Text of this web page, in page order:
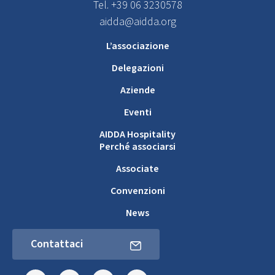
Tel. +39 06 3230578
aidda@aidda.org
L’associazione
Delegazioni
Aziende
Eventi
AIDDA Hospitality
Perché associarsi
Associate
Convenzioni
News
Contattaci